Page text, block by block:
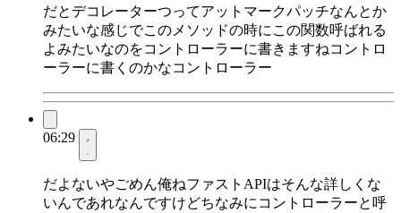
だとデコレーターつってアットマークパッチなんとか
みたいな感じでこのメソッドの時にこの関数呼ばれる
よみたいなのをコントローラーに書きますねコントロ
ーラーに書くのかなコントローラー
06:29
だよないやごめん俺ねファストAPIはそんな詳しくな
いんであれなんですけどちなみにコントローラーと呼